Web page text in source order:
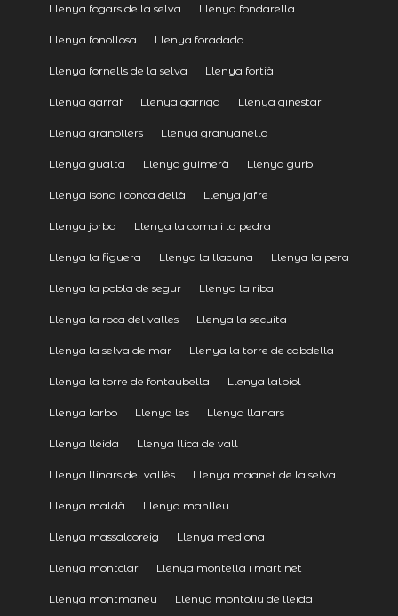
Llenya fogars de la selva Llenya fondarella
Llenya fonollosa Llenya foradada
Llenya fornells de la selva Llenya fortià
Llenya garraf Llenya garriga Llenya ginestar
Llenya granollers Llenya granyanella
Llenya gualta Llenya guimerà Llenya gurb
Llenya isona i conca dellà Llenya jafre
Llenya jorba Llenya la coma i la pedra
Llenya la figuera Llenya la llacuna Llenya la pera
Llenya la pobla de segur Llenya la riba
Llenya la roca del valles Llenya la secuita
Llenya la selva de mar Llenya la torre de cabdella
Llenya la torre de fontaubella Llenya lalbiol
Llenya larbo Llenya les Llenya llanars
Llenya lleida Llenya llica de vall
Llenya llinars del vallès Llenya maanet de la selva
Llenya maldà Llenya manlleu
Llenya massalcoreig Llenya mediona
Llenya montclar Llenya montellà i martinet
Llenya montmaneu Llenya montoliu de lleida